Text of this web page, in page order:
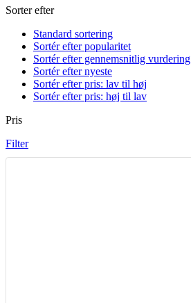
Sorter efter
Standard sortering
Sortér efter popularitet
Sortér efter gennemsnitlig vurdering
Sortér efter nyeste
Sortér efter pris: lav til høj
Sortér efter pris: høj til lav
Pris
Filter